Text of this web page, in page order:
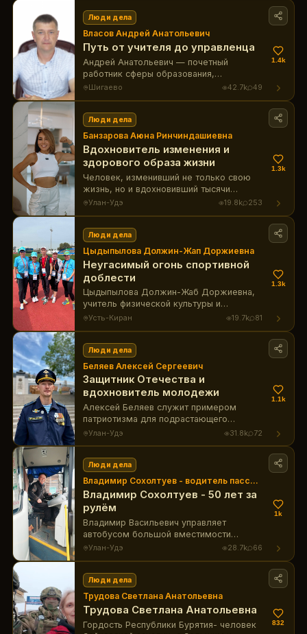
передовой.
Люди дела
Власов Андрей Анатольевич
Путь от учителя до управленца
Андрей Анатольевич — почетный
работник сферы образования,
управленец и новатор, внёсший вклад в
Шигаево 42.7k 49
1.4k
Люди дела
Банзарова Аюна Ринчиндашиевна
Вдохновитель изменения и
здорового образа жизни
Человек, изменивший не только свою
жизнь, но и вдохновивший тысячи
женщин на путь к здоровью, Аюна
фитнес-программы и марафоны.
Улан-Удэ 19.8k 253
1.3k
Люди дела
Цыдыпылова Должин-Жап Доржиевна
Неугасимый огонь спортивной
доблести
Цыдыпылова Должин-Жаб Доржиевна,
учитель физической культуры и
выдающаяся спортсменка-ветеран,
золотые медали и прославляя Бурятию
на международной арене.
Усть-Киран 19.7k 81
1.3k
Люди дела
Беляев Алексей Сергеевич
Защитник Отечества и
вдохновитель молодежи
Алексей Беляев служит примером
патриотизма для подрастающего
поколения в Бурятии, сочетая военную
Улан-Удэ 31.8k 72
1.1k
Люди дела
Владимир Сохолтуев - водитель пассажирского автобуса МУП "Городские маршруты"
Владимир Сохолтуев - 50 лет за
рулём
Владимир Васильевич управляет
автобусом большой вместимости
Волгабас. Он перевозит пассажиров по
"Городские маршруты" и среди
пассажиров пользуется большим
уважением. Владимир Васильевич
настоящий профессионал и мастер
своего дела.
Улан-Удэ 28.7k 66
1k
Люди дела
Трудова Светлана Анатольевна
Трудова Светлана Анатольевна
Гордость Республики Бурятия- человек
832